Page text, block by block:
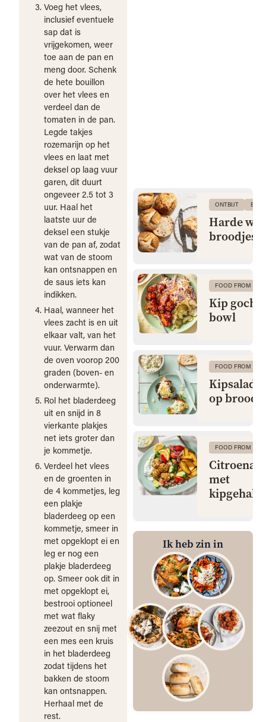
Voeg het vlees,
inclusief eventuele
sap dat is
vrijgekomen, weer
toe aan de pan en
meng door. Schenk
de hete bouillon
over het vlees en
verdeel dan de
tomaten in de pan.
Legde takjes
rozemarijn op het
vlees en laat met
deksel op laag vuur
garen, dit duurt
ongeveer 2.5 tot 3
uur. Haal het
laatste uur de
deksel een stukje
van de pan af, zodat
wat van de stoom
kan ontsnappen en
de saus iets kan
indikken.
Haal, wanneer het
vlees zacht is en uit
elkaar valt, van het
vuur. Verwarm dan
de oven voorop 200
graden (boven- en
onderwarmte).
Rol het bladerdeeg
uit en snijd in 8
vierkante plakjes
net iets groter dan
je kommetje.
Verdeel het vlees
en de groenten in
de 4 kommetjes, leg
een plakje
bladerdeeg op een
kommetje, smeer in
met opgeklopt ei en
leg er nog een
plakje bladerdeeg
op. Smeer ook dit in
met opgeklopt ei,
bestrooi optioneel
met wat flaky
zeezout en snij met
een mes een kruis
in het bladerdeeg
zodat tijdens het
bakken de stoom
kan ontsnappen.
Herhaal met de
rest.
ONTBIJT
Harde
broodjes
FOOD FROM
Kip
bowl
FOOD FROM
Kipsalade
op brood
FOOD FROM
met
Ik heb zin in